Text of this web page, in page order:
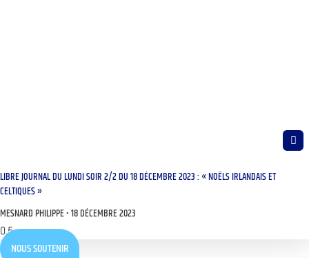
LIBRE JOURNAL DU LUNDI SOIR 2/2 DU 18 DÉCEMBRE 2023 : « NOËLS IRLANDAIS ET
CELTIQUES »
MESNARD PHILIPPE 18 DÉCEMBRE 2023
NOUS SOUTENIR